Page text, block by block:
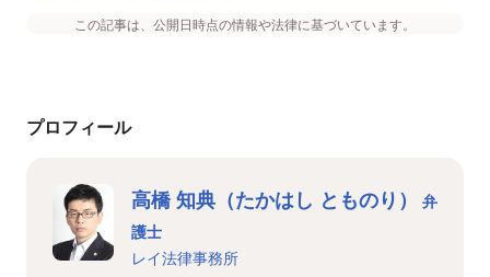
この記事は、公開日時点の情報や法律に基づいています。
プロフィール
高橋 知典（たかはし とものり）
弁
護士
レイ法律事務所